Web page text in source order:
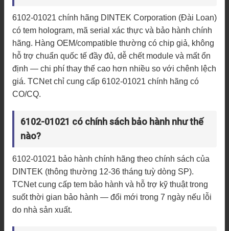
6102-01021 chính hãng DINTEK Corporation (Đài Loan)
có tem hologram, mã serial xác thực và bảo hành chính
hãng. Hàng OEM/compatible thường có chip giả, không
hỗ trợ chuẩn quốc tế đầy đủ, dễ chết module và mất ổn
định — chi phí thay thế cao hơn nhiều so với chênh lệch
giá. TCNet chỉ cung cấp 6102-01021 chính hãng có
CO/CQ.
6102-01021 có chính sách bảo hành như thế
nào?
6102-01021 bảo hành chính hãng theo chính sách của
DINTEK (thông thường 12-36 tháng tuỳ dòng SP).
TCNet cung cấp tem bảo hành và hỗ trợ kỹ thuật trong
suốt thời gian bảo hành — đổi mới trong 7 ngày nếu lỗi
do nhà sản xuất.